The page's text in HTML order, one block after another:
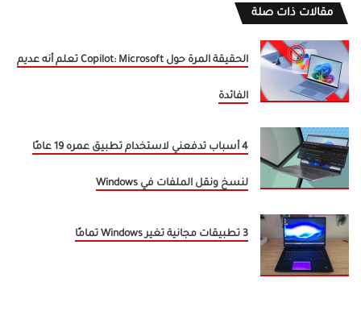
مقالات ذات صلة
الحقيقة المرة حول Copilot: Microsoft تعلم أنه عديم
الفائدة
4 أسباب تدفعني لاستخدام تطبيق عمره 19 عامًا
لنسخ ونقل الملفات في Windows
3 تطبيقات مجانية تغير Windows تمامًا